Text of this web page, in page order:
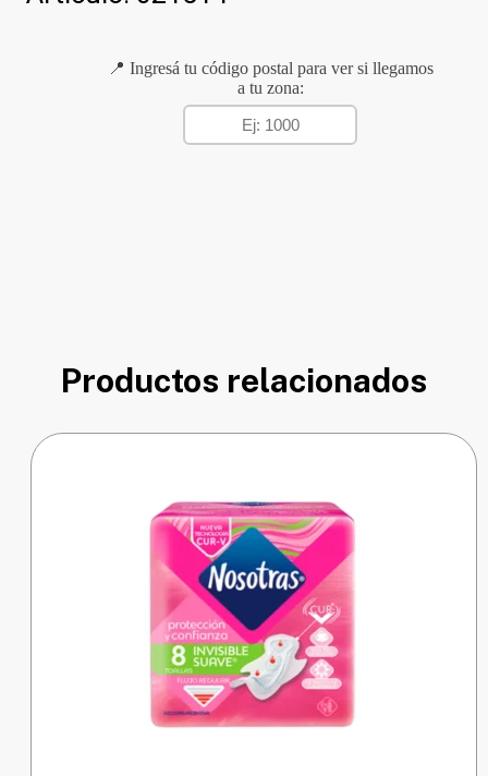
📍 Ingresá tu código postal para ver si llegamos
a tu zona:
Productos relacionados